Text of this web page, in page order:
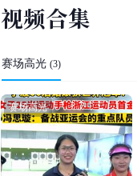
视频合集
赛场高光 (3)
赛场高光